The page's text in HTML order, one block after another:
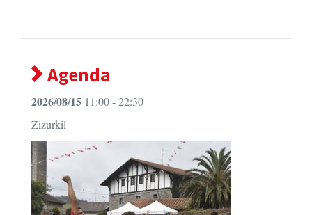
Agenda
2026/08/1511:00 - 22:30